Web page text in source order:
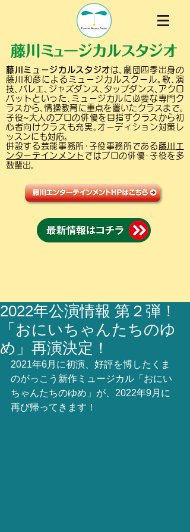
藤川ミュージカルスタジオは､劇団四季出身の
藤川和彦によるミュージカルスクール｡歌､演
技､バレエ､ジャズダンス､タップダンス､アクロ
バットといった､ミュージカルに必要な専門ク
ラスから､情操教育に重点を置いたクラスまで｡
子役~大人のプロの俳優を目指すクラスから初
心者向けクラスも充実｡オーディション対策レ
ッスンにも対応｡
併設する芸能事務所･子役事務所である 藤川エ
ンターテインメント ではプロの俳優･子役を多
数輩出｡
2022年公演情報 第２弾！
「おにいちゃんたちのゆ
め」再演決定！
2021年6月に初演、好評を博したくま
のがっこう新作ミュージカル「おにい
ちゃんたちのゆめ」が、2022年9月に
再び帰ってきます！